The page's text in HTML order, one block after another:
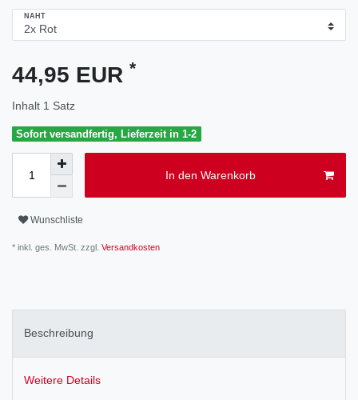
NAHT
44,95 EUR *
Inhalt 1 Satz
Sofort versandfertig, Lieferzeit in 1-2
In den Warenkorb
Wunschliste
* inkl. ges. MwSt. zzgl. Versandkosten
Beschreibung
Weitere Details